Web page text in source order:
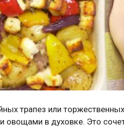
трапез или
овощами в духовке. Это